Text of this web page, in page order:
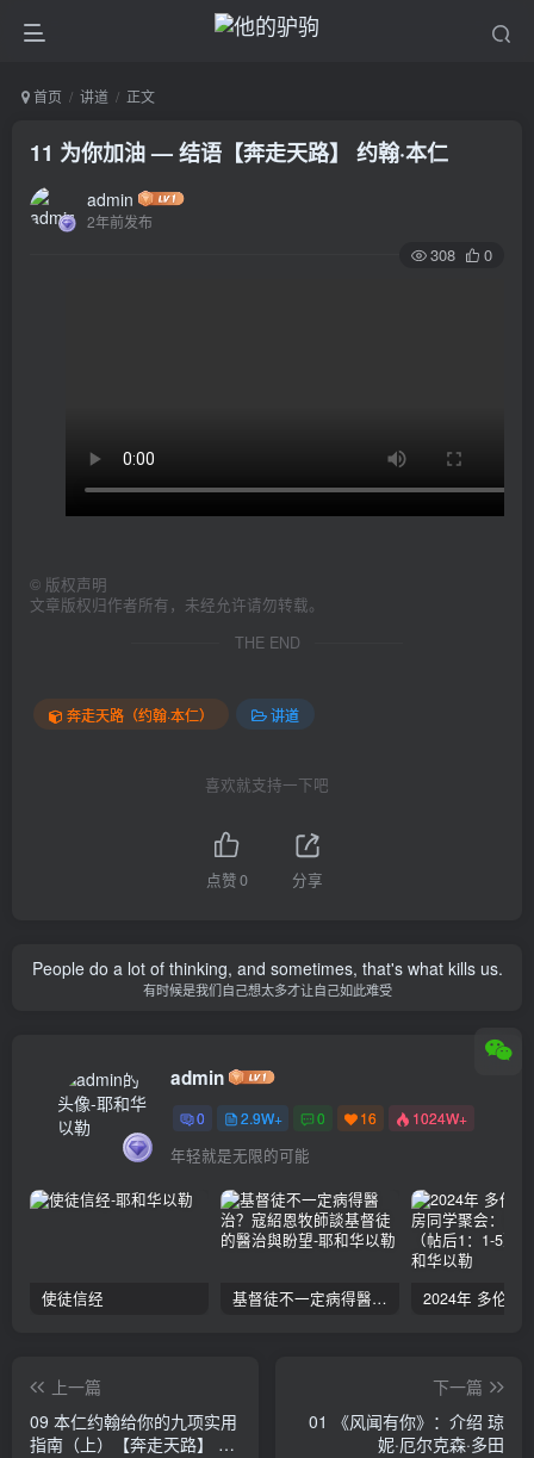
首页 讲道 正文
11 为你加油 — 结语【奔走天路】 约翰·本仁
admin
2年前发布
308 0
© 版权声明
文章版权归作者所有，未经允许请勿转载。
THE END
奔走天路（约翰·本仁） 讲道
喜欢就支持一下吧
点赞0 分享
People do a lot of thinking, and sometimes, that's what kills us.
有时候是我们自己想太多才让自己如此难受
admin
0 2.9W+ 0 16 1024W+
年轻就是无限的可能
使徒信经 基督徒不一定病得醫治？寇紹恩牧師談基督徒的醫治與盼望
上一篇
09 本仁约翰给你的九项实用
指南（上）【奔走天路】 约
下一篇
01 《风闻有你》：介绍 琼
妮·厄尔克森·多田